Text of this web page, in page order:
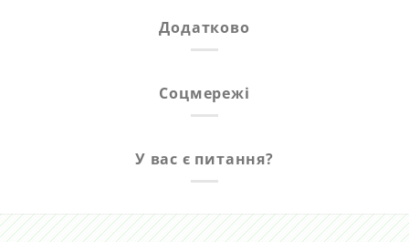
Додатково
Соцмережі
У вас є питання?